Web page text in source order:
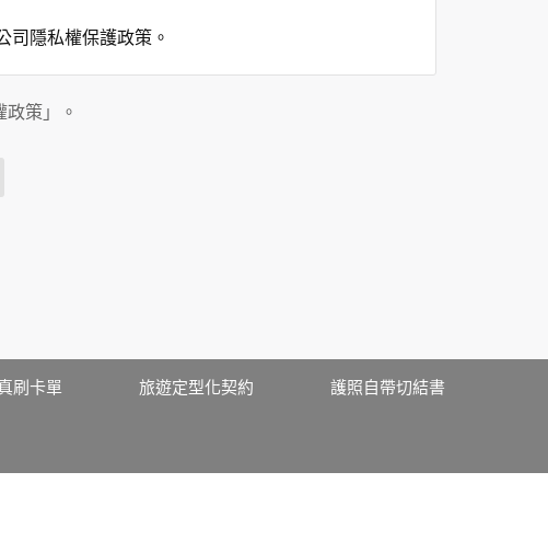
司隱私權保護政策。
瀏覽及點選資料記錄等，做為我們增進網站服務的
址、使用時間、使用的瀏覽器、瀏覽及點選資料紀
願意告知您的個人資料，否則本網站不會也無法將此
郵件上註明是由本公司發送，也會在該資料或電子
策」。
刷卡單 旅遊定型化契約 護照自帶切結書